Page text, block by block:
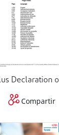
Declaration
Compartir